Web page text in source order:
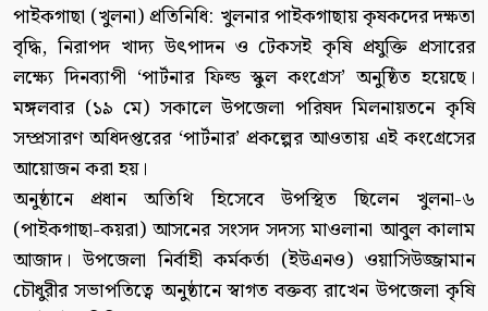
পাইকগাছা (খুলনা) প্রতিনিধি: খুলনার পাইকগাছায় কৃষকদের দক্ষতা
বৃদ্ধি, নিরাপদ খাদ্য উৎপাদন ও টেকসই কৃষি প্রযুক্তি প্রসারের
লক্ষ্যে দিনব্যাপী ‘পার্টনার ফিল্ড স্কুল কংগ্রেস’ অনুষ্ঠিত হয়েছে।
মঙ্গলবার (১৯ মে) সকালে উপজেলা পরিষদ মিলনায়তনে কৃষি
সম্প্রসারণ অধিদপ্তরের ‘পার্টনার’ প্রকল্পের আওতায় এই কংগ্রেসের
আয়োজন করা হয়।
অনুষ্ঠানে প্রধান অতিথি হিসেবে উপস্থিত ছিলেন খুলনা-৬
(পাইকগাছা-কয়রা) আসনের সংসদ সদস্য মাওলানা আবুল কালাম
আজাদ। উপজেলা নির্বাহী কর্মকর্তা (ইউএনও) ওয়াসিউজ্জামান
চৌধুরীর সভাপতিত্বে অনুষ্ঠানে স্বাগত বক্তব্য রাখেন উপজেলা কৃষি